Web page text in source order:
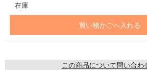
在庫
買い物かごへ入れる
この商品について問い合わ